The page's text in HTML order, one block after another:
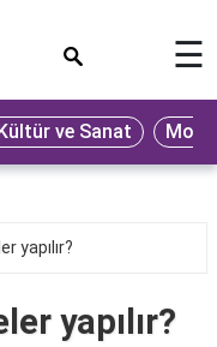
☰
ve Sanat
yapılır?
yapılır?